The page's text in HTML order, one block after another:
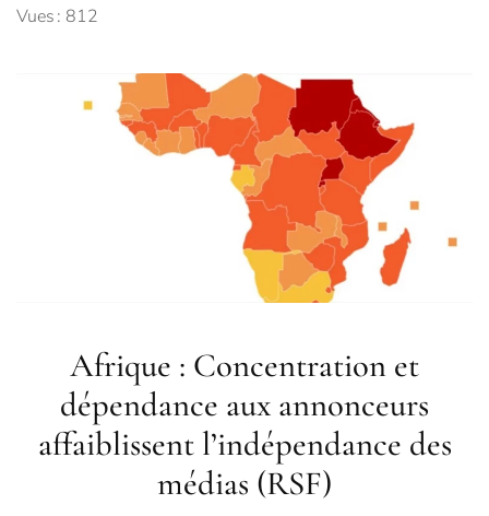
Vues : 812
Afrique : Concentration et
dépendance aux annonceurs
affaiblissent l’indépendance des
médias (RSF)